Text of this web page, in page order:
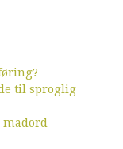
til sproglig